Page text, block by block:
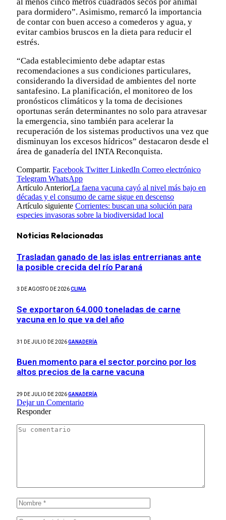
para dormidero”. Asimismo, remarcó la importancia
de contar con buen acceso a comederos y agua, y
evitar cambios bruscos en la dieta para reducir el
estrés.
“Cada establecimiento debe adaptar estas
recomendaciones a sus condiciones particulares,
considerando la diversidad de ambientes del norte
santafesino. La planificación, el monitoreo de los
pronósticos climáticos y la toma de decisiones
oportunas serán determinantes no solo para atravesar
la emergencia, sino también para acelerar la
recuperación de los sistemas productivos una vez que
disminuyan los excesos hídricos” destacaron desde el
área de ganadería del INTA Reconquista.
Compartir. Facebook Twitter LinkedIn Correo electrónico
Telegram WhatsApp
Artículo AnteriorLa faena vacuna cayó al nivel más bajo en
décadas y el consumo de carne sigue en descenso
Artículo siguiente Corrientes: buscan una solución para
especies invasoras sobre la biodiversidad local
Noticias Relacionadas
Trasladan ganado de las islas entrerrianas ante
la posible crecida del río Paraná
3 DE AGOSTO DE 2026CLIMA
Se exportaron 64.000 toneladas de carne
vacuna en lo que va del año
31 DE JULIO DE 2026GANADERÍA
Buen momento para el sector porcino por los
altos precios de la carne vacuna
29 DE JULIO DE 2026GANADERÍA
Dejar un Comentario
Responder